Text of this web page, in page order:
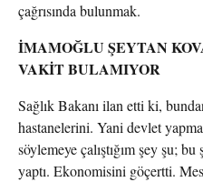
çağrısında bulunmak.
İMAMOĞLU ŞEYTAN
VAKİT BULAMIYOR
Sağlık Bakanı ilan etti ki,
hastanelerini. Yani devlet
söylemeye çalıştığım şey şu;
yaptı. Ekonomisini göçertti.